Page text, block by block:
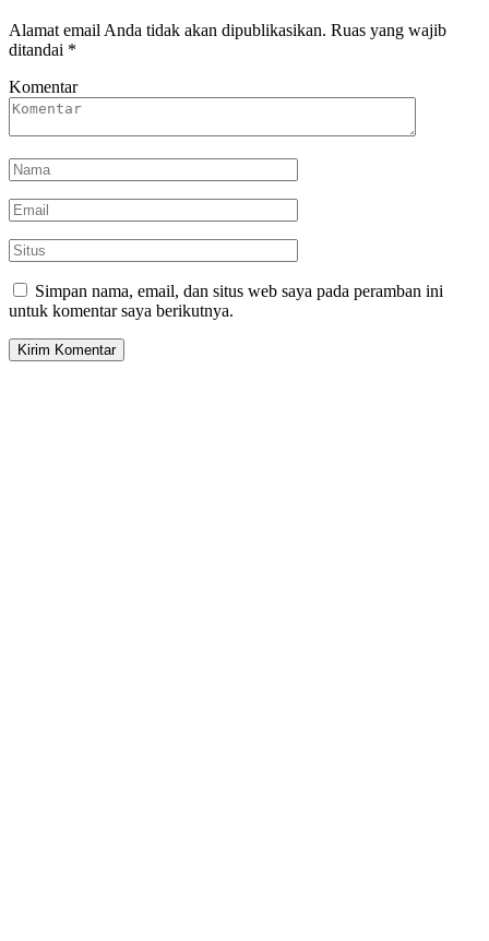
Alamat email Anda tidak akan dipublikasikan. Ruas yang wajib
ditandai *
Komentar
Simpan nama, email, dan situs web saya pada peramban ini
untuk komentar saya berikutnya.